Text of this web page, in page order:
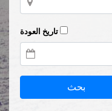
تاريخ العودة
بحث